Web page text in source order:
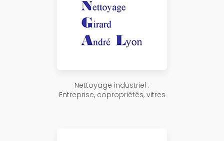
Nettoyage industriel :
Entreprise, copropriétés, vitres